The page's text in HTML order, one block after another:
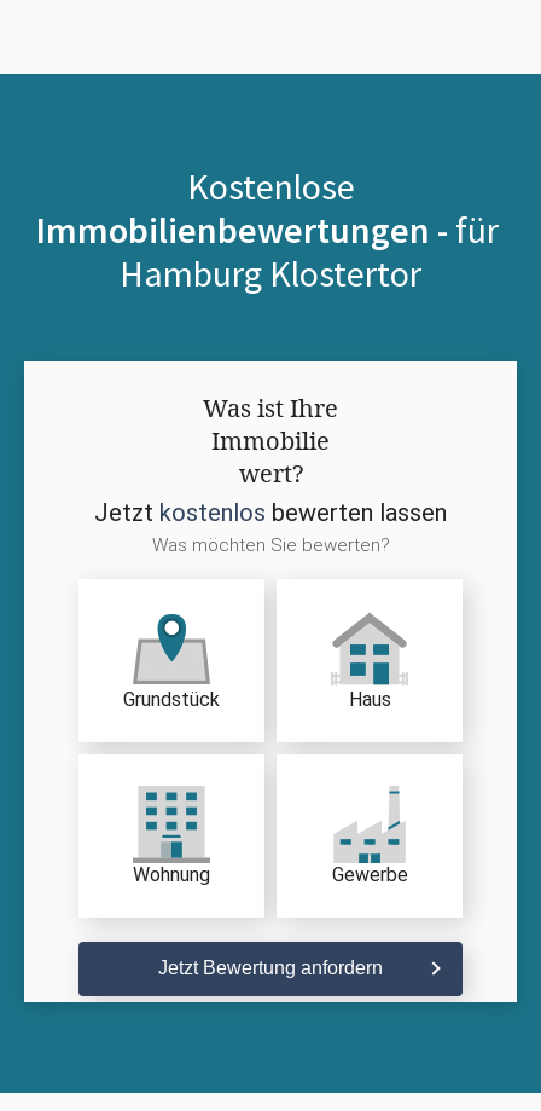
Kostenlose
Immobilienbewertungen - für
Hamburg Klostertor
Was ist Ihre
Immobilie
wert?
Jetzt kostenlos bewerten lassen
Was möchten Sie bewerten?
Grundstück Haus
Wohnung Gewerbe
Jetzt Bewertung anfordern